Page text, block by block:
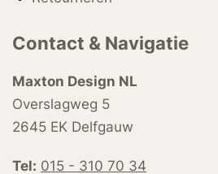
Contact & Navigatie
Maxton Design NL
Overslagweg 5
2645 EK Delfgauw
Tel: 015 - 310 70 34